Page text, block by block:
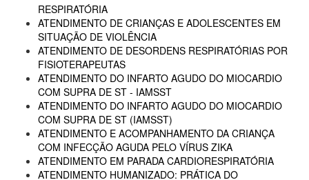
RESPIRATÓRIA
ATENDIMENTO DE CRIANÇAS E ADOLESCENTES EM
SITUAÇÃO DE VIOLÊNCIA
ATENDIMENTO DE DESORDENS RESPIRATÓRIAS POR
FISIOTERAPEUTAS
ATENDIMENTO DO INFARTO AGUDO DO MIOCARDIO
COM SUPRA DE ST - IAMSST
ATENDIMENTO DO INFARTO AGUDO DO MIOCARDIO
COM SUPRA DE ST (IAMSST)
ATENDIMENTO E ACOMPANHAMENTO DA CRIANÇA
COM INFECÇÃO AGUDA PELO VÍRUS ZIKA
ATENDIMENTO EM PARADA CARDIORESPIRATÓRIA
ATENDIMENTO HUMANIZADO: PRÁTICA DO